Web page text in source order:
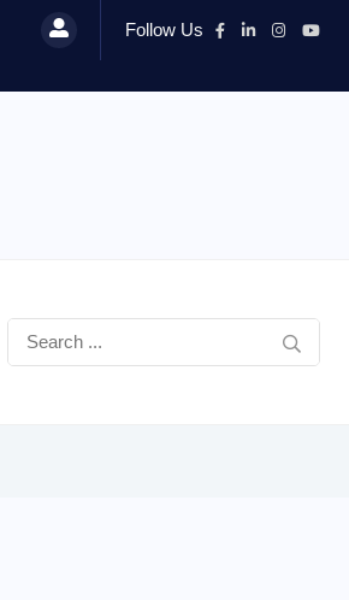
Follow Us